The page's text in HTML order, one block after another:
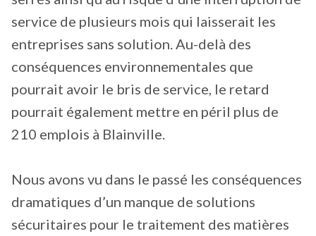
service de plusieurs mois qui laisserait les
entreprises sans solution. Au-delà des
conséquences environnementales que
pourrait avoir le bris de service, le retard
pourrait également mettre en péril plus de
210 emplois à Blainville.
Nous avons vu dans le passé les conséquences
dramatiques d’un manque de solutions
sécuritaires pour le traitement des matières